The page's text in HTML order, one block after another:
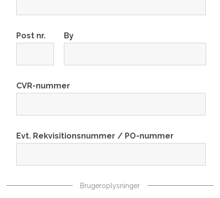
Post nr. By
CVR-nummer
Evt. Rekvisitionsnummer / PO-nummer
Brugeroplysninger